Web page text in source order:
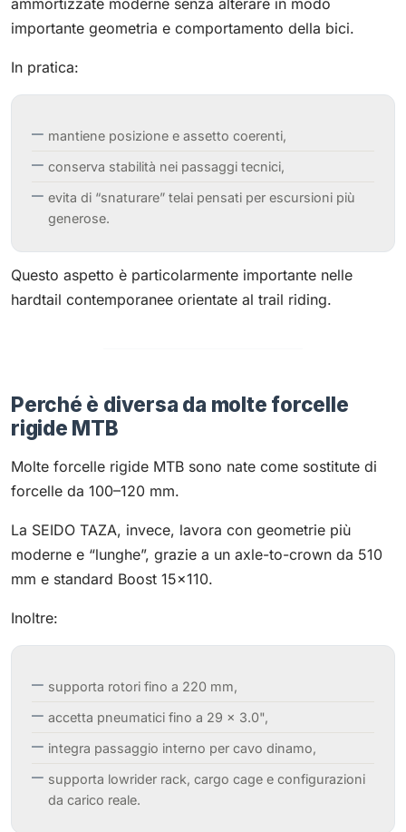
ammortizzate moderne senza alterare in modo
importante geometria e comportamento della bici.
In pratica:
mantiene posizione e assetto coerenti,
conserva stabilità nei passaggi tecnici,
evita di “snaturare” telai pensati per escursioni più
generose.
Questo aspetto è particolarmente importante nelle
hardtail contemporanee orientate al trail riding.
Perché è diversa da molte forcelle
rigide MTB
Molte forcelle rigide MTB sono nate come sostitute di
forcelle da 100–120 mm.
La SEIDO TAZA, invece, lavora con geometrie più
moderne e “lunghe”, grazie a un axle-to-crown da 510
mm e standard Boost 15×110.
Inoltre:
supporta rotori fino a 220 mm,
accetta pneumatici fino a 29 × 3.0",
integra passaggio interno per cavo dinamo,
supporta lowrider rack, cargo cage e configurazioni
da carico reale.